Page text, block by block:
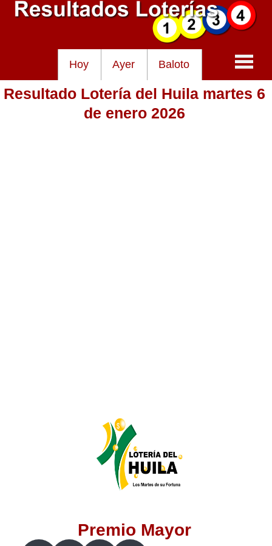
Hoy Ayer Baloto
Baloto
Lotería de Bogotá
Lotería de Risaralda
Lotería de Santander
Resultado Lotería del Huila martes 6
de enero 2026
Premio Mayor